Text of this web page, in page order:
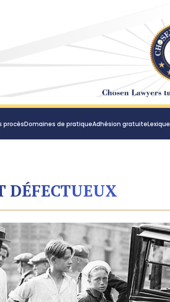
procèsDomaines de pratiqueAdhésion gratuite
DÉFECTUEUX